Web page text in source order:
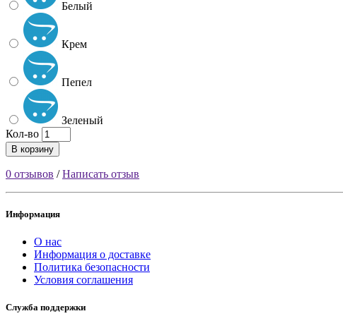
Белый
Крем
Пепел
Зеленый
Кол-во
В корзину
0 отзывов /Написать отзыв
Информация
О нас
Информация о доставке
Политика безопасности
Условия соглашения
Служба поддержки